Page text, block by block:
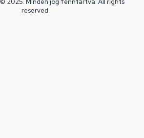
© 2025. Minden jog fenntartva. All rights
reserved